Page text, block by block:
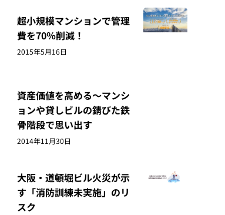
超小規模マンションで管理
費を70％削減！
2015年5月16日
資産価値を高める～マンシ
ョンや貸しビルの錆びた鉄
骨階段で思い出す
2014年11月30日
大阪・道頓堀ビル火災が示
す「消防訓練未実施」のリ
スク